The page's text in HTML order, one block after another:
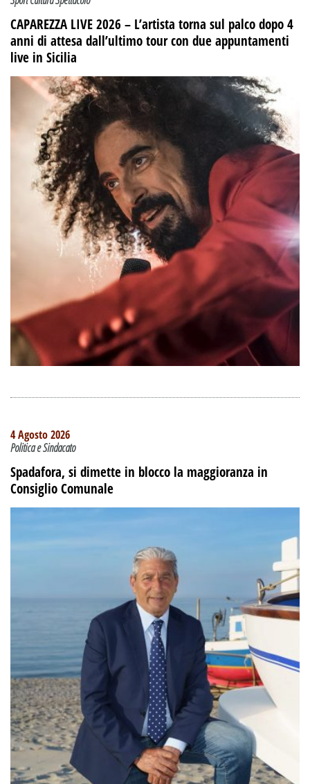
CAPAREZZA LIVE 2026 – L’artista torna sul palco dopo 4
anni di attesa dall’ultimo tour con due appuntamenti
live in Sicilia
4 Agosto 2026
Politica e Sindacato
Spadafora, si dimette in blocco la maggioranza in
Consiglio Comunale